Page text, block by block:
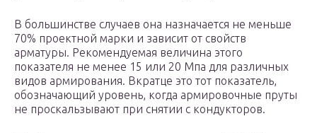
В большинстве случаев она назначается не меньше
70% проектной марки и зависит от свойств
арматуры. Рекомендуемая величина этого
показателя не менее 15 или 20 Мпа для различных
видов армирования. Вкратце это тот показатель,
обозначающий уровень, когда армировочные пруты
не проскальзывают при снятии с кондукторов.